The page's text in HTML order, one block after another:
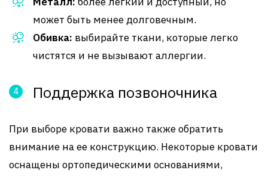
может быть менее долговечным.
Обивка: выбирайте ткани, которые легко
чистятся и не вызывают аллергии.
Поддержка позвоночника
При выборе кровати важно также обратить
внимание на ее конструкцию. Некоторые кровати
оснащены ортопедическими основаниями,